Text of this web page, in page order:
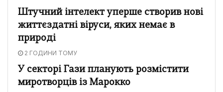
Штучний інтелект уперше створив нові
життєздатні віруси, яких немає в
природі
2 ГОДИНИ ТОМУ
У секторі Гази планують розмістити
миротворців із Марокко